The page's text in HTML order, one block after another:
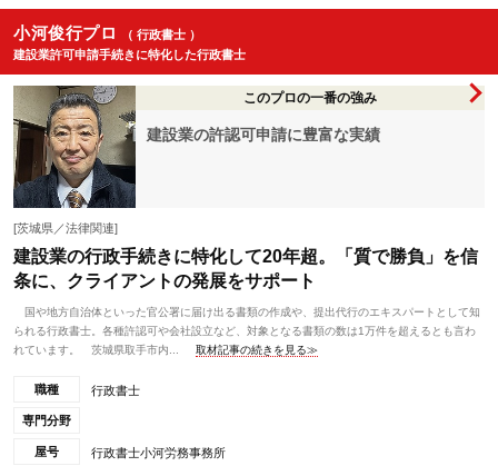
小河俊行プロ
（ 行政書士 ）
建設業許可申請手続きに特化した行政書士
このプロの一番の強み
建設業の許認可申請に豊富な実績
[茨城県／法律関連]
建設業の行政手続きに特化して20年超。「質で勝負」を信
条に、クライアントの発展をサポート
国や地方自治体といった官公署に届け出る書類の作成や、提出代行のエキスパートとして知
られる行政書士。各種許認可や会社設立など、対象となる書類の数は1万件を超えるとも言わ
れています。 茨城県取手市内...
取材記事の続きを見る≫
職種 行政書士
専門分野
屋号 行政書士小河労務事務所